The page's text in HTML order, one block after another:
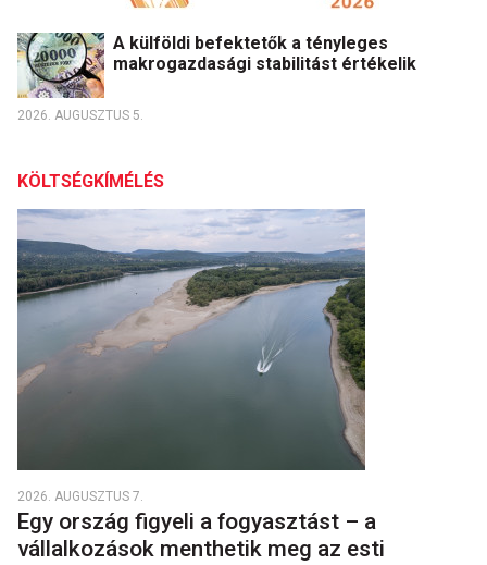
A külföldi befektetők a tényleges
makrogazdasági stabilitást értékelik
2026. AUGUSZTUS 5.
KÖLTSÉGKÍMÉLÉS
2026. AUGUSZTUS 7.
Egy ország figyeli a fogyasztást – a
vállalkozások menthetik meg az esti